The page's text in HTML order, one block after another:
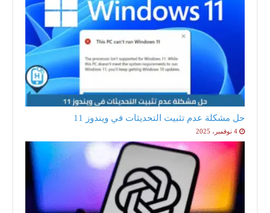
حل مشكلة عدم تثبيت التحديثات في ويندوز 11